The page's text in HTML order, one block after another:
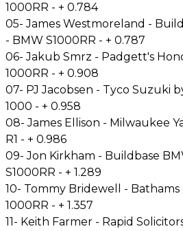
1000RR - + 0.784
05- James Westmoreland -
- BMW S1000RR - + 0.787
06- Jakub Smrz - Padgett's
1000RR - + 0.908
07- PJ Jacobsen - Tyco Suzuki
1000 - + 0.958
08- James Ellison - Milwaukee
R1 - + 0.986
09- Jon Kirkham - Buildbase
S1000RR - + 1.289
10- Tommy Bridewell - Bathams
1000RR - + 1.357
11- Keith Farmer - Rapid